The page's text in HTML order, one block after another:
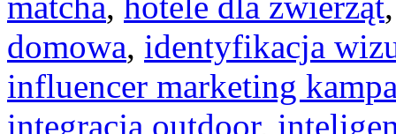
domowa, identyfikacja
influencer marketing
integracja outdoor,